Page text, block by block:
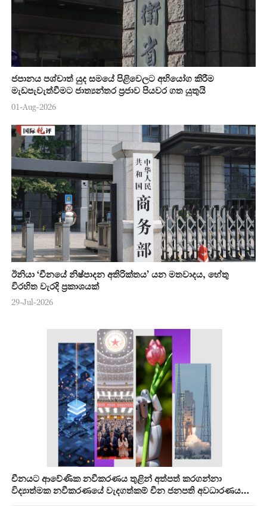
ජපානය පශ්චාත් යුද සමයේ පිළිවෙලට අභියෝග කිරීම
මැඩපැවැත්වීමට ජාත්‍යන්තර ප්‍රජාව පියවර ගත යුතුයි
01-Aug-2026
ඊනියා ‘චීනයේ නිෂ්පාදන අතිරික්තය’ යන මතවාදය, හේතු
විරහිත වැරදි ප්‍රකාශයක්
29-Jul-2026
චීනයට ආවේණික නවීකරණය තුළින් අත්පත් කරගන්නා
විද්‍යාත්මක නවීකරණයේ වැදගත්කම් චීන ජනපති අවධාරණය